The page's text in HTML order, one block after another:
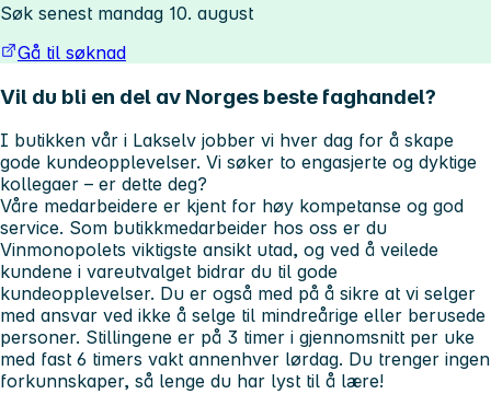
Søk senest mandag 10. august
Gå til søknad
Vil du bli en del av Norges beste faghandel?
I butikken vår i Lakselv jobber vi hver dag for å skape
gode kundeopplevelser. Vi søker to engasjerte og dyktige
kollegaer – er dette deg?
Våre medarbeidere er kjent for høy kompetanse og god
service. Som butikkmedarbeider hos oss er du
Vinmonopolets viktigste ansikt utad, og ved å veilede
kundene i vareutvalget bidrar du til gode
kundeopplevelser. Du er også med på å sikre at vi selger
med ansvar ved ikke å selge til mindreårige eller berusede
personer. Stillingene er på 3 timer i gjennomsnitt per uke
med fast 6 timers vakt annenhver lørdag. Du trenger ingen
forkunnskaper, så lenge du har lyst til å lære!